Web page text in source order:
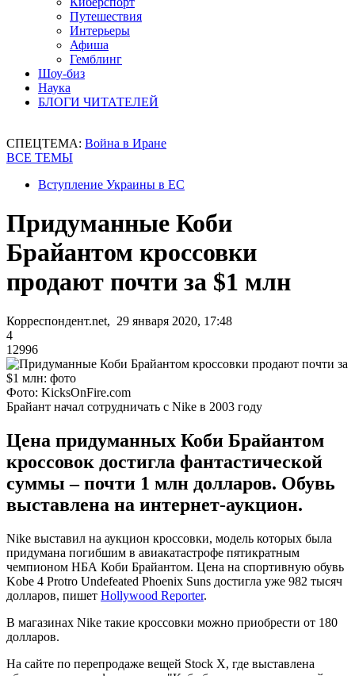
Путешествия
Интерьеры
Афиша
Гемблинг
Шоу-биз
Наука
БЛОГИ ЧИТАТЕЛЕЙ
СПЕЦТЕМА: Война в Иране
ВСЕ ТЕМЫ
Вступление Украины в ЕС
Придуманные Коби
Брайантом кроссовки
продают почти за $1 млн
Корреспондент.net, 29 января 2020, 17:48
4
12996
Фото: KicksOnFire.com
Брайант начал сотрудничать с Nike в 2003 году
Цена придуманных Коби Брайантом
кроссовок достигла фантастической
суммы – почти 1 млн долларов. Обувь
выставлена на интернет-аукцион.
Nike выставил на аукцион кроссовки, модель которых была
придумана погибшим в авиакатастрофе пятикратным
чемпионом НБА Коби Брайантом. Цена на спортивную обувь
Kobe 4 Protro Undefeated Phoenix Suns достигла уже 982 тысяч
долларов, пишет Hollywood Reporter.
В магазинах Nike такие кроссовки можно приобрести от 180
долларов.
На сайте по перепродаже вещей Stock X, где выставлена